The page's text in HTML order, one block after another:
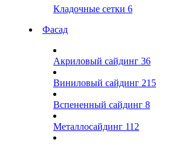
Кладочные сетки 6
Фасад
Акриловый сайдинг 36
Виниловый сайдинг 215
Вспененный сайдинг 8
Металлосайдинг 112